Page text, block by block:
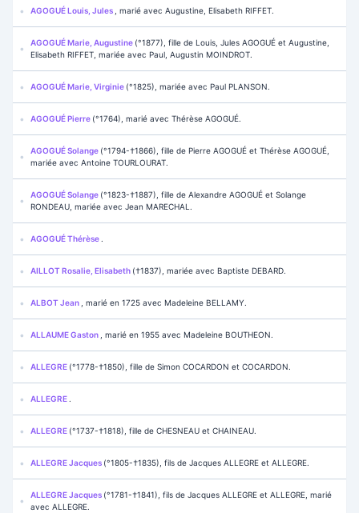
AGOGUÉ Louis, Jules , marié avec Augustine, Elisabeth RIFFET.
AGOGUÉ Marie, Augustine (°1877), fille de Louis, Jules AGOGUÉ et Augustine,
Elisabeth RIFFET, mariée avec Paul, Augustin MOINDROT.
AGOGUÉ Marie, Virginie (°1825), mariée avec Paul PLANSON.
AGOGUÉ Pierre (°1764), marié avec Thérèse AGOGUÉ.
AGOGUÉ Solange (°1794-†1866), fille de Pierre AGOGUÉ et Thérèse AGOGUÉ,
mariée avec Antoine TOURLOURAT.
AGOGUÉ Solange (°1823-†1887), fille de Alexandre AGOGUÉ et Solange
RONDEAU, mariée avec Jean MARECHAL.
AGOGUÉ Thérèse.
AILLOT Rosalie, Elisabeth (†1837), mariée avec Baptiste DEBARD.
ALBOT Jean , marié en 1725 avec Madeleine BELLAMY.
ALLAUME Gaston , marié en 1955 avec Madeleine BOUTHEON.
ALLEGRE (°1778-†1850), fille de Simon COCARDON et COCARDON.
ALLEGRE.
ALLEGRE (°1737-†1818), fille de CHESNEAU et CHAINEAU.
ALLEGRE Jacques (°1805-†1835), fils de Jacques ALLEGRE et ALLEGRE.
ALLEGRE Jacques (°1781-†1841), fils de Jacques ALLEGRE et ALLEGRE, marié
avec ALLEGRE.